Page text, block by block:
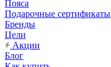
Пояса
Подарочные сертификаты
Бренды
Цели
Акции
Блог